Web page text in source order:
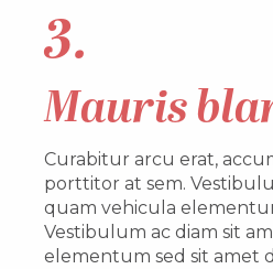
3.
Mauris
Curabitur arcu erat,
porttitor at sem.
quam vehicula
Vestibulum ac diam sit
elementum sed sit amet